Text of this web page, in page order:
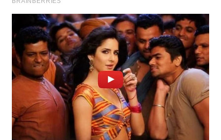
WN
LABUHANBATU
WN
TAPANULI
TENGAH
WN DELI
SERDANG